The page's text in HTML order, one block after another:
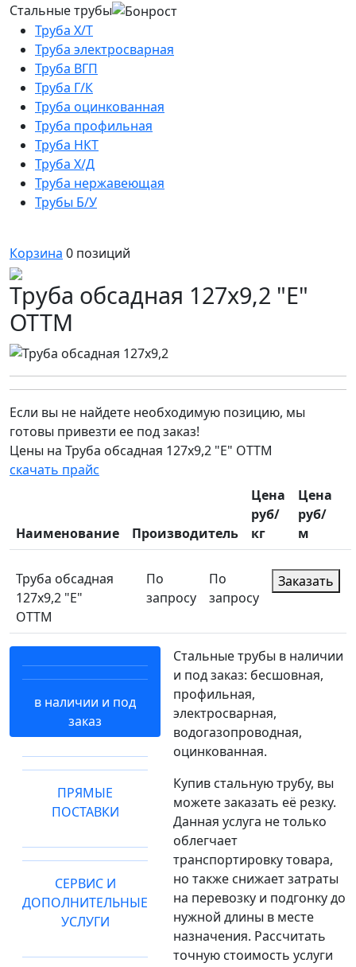
Стальные трубы
Труба Х/Т
Труба электросварная
Труба ВГП
Труба Г/К
Труба оцинкованная
Труба профильная
Труба НКТ
Труба Х/Д
Труба нержавеющая
Трубы Б/У
Корзина 0 позиций
Труба обсадная 127х9,2 "Е"
ОТТМ
Если вы не найдете необходимую позицию, мы
готовы привезти ее под заказ!
Цены на Труба обсадная 127х9,2 "Е" ОТТМ
скачать прайс
Наименование Производитель
Цена
руб/
кг
Цена
руб/
м
Труба обсадная
127х9,2 "Е"
ОТТМ
По
запросу
По
запросу
Заказать
в наличии и под
заказ
ПРЯМЫЕ
ПОСТАВКИ
СЕРВИС И
ДОПОЛНИТЕЛЬНЫЕ
УСЛУГИ
Стальные трубы в наличии
и под заказ: бесшовная,
профильная,
электросварная,
водогазопроводная,
оцинкованная.
Купив стальную трубу, вы
можете заказать её резку.
Данная услуга не только
облегчает
транспортировку товара,
но также снижает затраты
на перевозку и подгонку до
нужной длины в месте
назначения. Рассчитать
точную стоимость услуги